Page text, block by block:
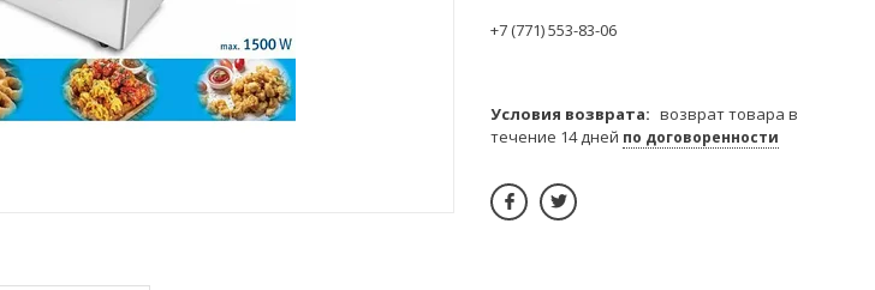
+7 (771) 553-83-06
возврат товара в
течение 14 дней по договоренности